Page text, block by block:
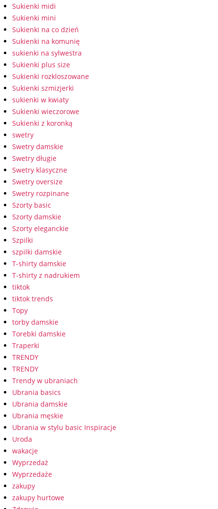
Sukienki midi
Sukienki mini
Sukienki na co dzień
Sukienki na komunię
sukienki na sylwestra
Sukienki plus size
Sukienki rozkloszowane
Sukienki szmizjerki
sukienki w kwiaty
Sukienki wieczorowe
Sukienki z koronką
swetry
Swetry damskie
Swetry długie
Swetry klasyczne
Swetry oversize
Swetry rozpinane
Szorty basic
Szorty damskie
Szorty eleganckie
Szpilki
szpilki damskie
T-shirty damskie
T-shirty z nadrukiem
tiktok
tiktok trends
Topy
torby damskie
Torebki damskie
Traperki
TRENDY
TRENDY
Trendy w ubraniach
Ubrania basics
Ubrania damskie
Ubrania męskie
Ubrania w stylu basic Inspiracje
Uroda
wakacje
Wyprzedaż
Wyprzedaże
zakupy
zakupy hurtowe